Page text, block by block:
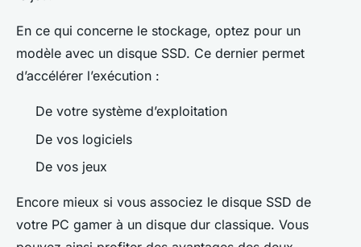
En ce qui concerne le stockage, optez pour un
modèle avec un disque SSD. Ce dernier permet
d’accélérer l’exécution :
De votre système d’exploitation
De vos logiciels
De vos jeux
Encore mieux si vous associez le disque SSD de
votre PC gamer à un disque dur classique. Vous